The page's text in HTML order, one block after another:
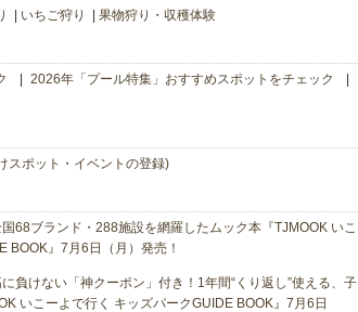
いちご狩り 果物狩り・収穫体験
2026年「プール特集」おすすめスポットをチェック
スポット・イベントの登録)
68ブランド・288施設を網羅したムック本『TJMOOK いこ
BOOK』7月6日（月）発売！
負けない「神クーポン」付き！1年間“くり返し”使える、子
いこーよで行く キッズパークGUIDE BOOK』7月6日